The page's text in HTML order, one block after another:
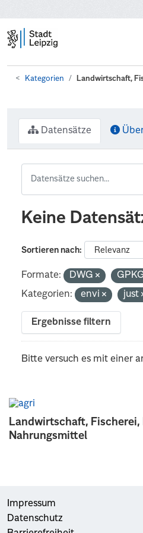
Kategorien Landwirtschaft,
Landwirtschaft,
Nahrungsmittel
Datensätze
Keine
Sortieren nach
Formate: DWG
Kategorien:
envi just
Ergebnisse filtern
Bitte versuch es mit einer
Impressum
Datenschutz